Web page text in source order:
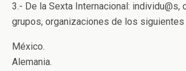
3.- De la Sexta Internacional: individu@s,
grupos, organizaciones de los
México.
Alemania.